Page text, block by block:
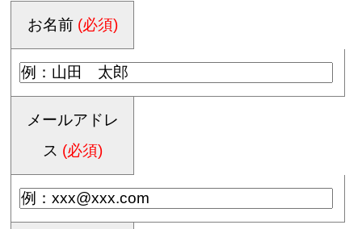
お名前 (必須)
メールアドレ
ス (必須)